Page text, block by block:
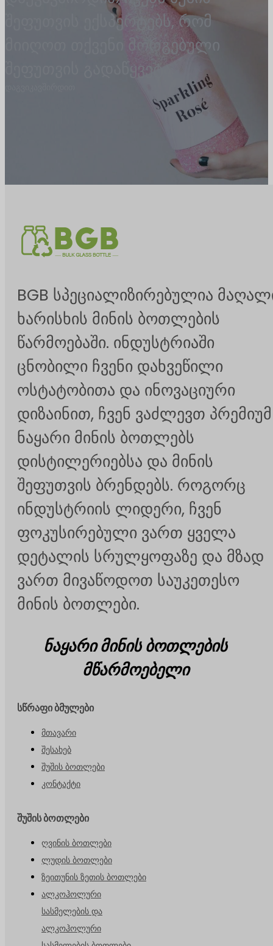
შეფუთვის ექსპერტებს, რომ
მიიღოთ თქვენი მორგებული
შეფუთვის გადაწყვეტა.
BGB სპეციალიზირებულია
ხარისხის მინის ბოთლების
წარმოებაში. ინდუსტრიაში
ცნობილი ჩვენი დახვეწილი
ოსტატობითა და ინოვაციური
დიზაინით, ჩვენ ვაძლევთ პრემიუმ
ნაყარი მინის ბოთლებს
დისტილერიებსა და მინის
შეფუთვის ბრენდებს. როგორც
ინდუსტრიის ლიდერი, ჩვენ
ფოკუსირებული ვართ ყველა
დეტალის სრულყოფაზე და მზად
ვართ მივაწოდოთ საუკეთესო
მინის ბოთლები.
ნაყარი მინის ბოთლების
მწარმოებელი
სწრაფი ბმულები
მთავარი
შესახებ
შუშის ბოთლები
კონტაქტი
შუშის ბოთლები
ღვინის ბოთლები
ლუდის ბოთლები
ზეითუნის ზეთის ბოთლები
ალკოჰოლური
სასმელების და
ალკოჰოლური